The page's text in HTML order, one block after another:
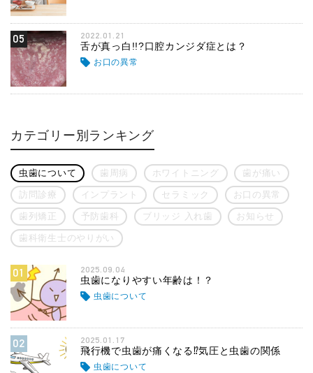
05 2022.01.21
舌が真っ白!!?口腔カンジダ症とは？
お口の異常
カテゴリー別ランキング
虫歯について 歯周病 ホワイトニング 歯が痛い
訪問診療 インプラント セラミック お口の異常
歯列矯正 予防歯科 ブリッジ 入れ歯 お知らせ
歯科衛生士のやりがい
01 2025.09.04
虫歯になりやすい年齢は！？
虫歯について
02 2025.01.17
飛行機で虫歯が痛くなる⁉気圧と虫歯の関係
虫歯について